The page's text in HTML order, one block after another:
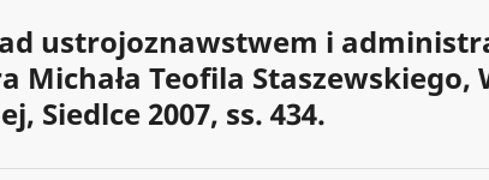
ustrojoznawstwem i
Michała Teofila
Siedlce 2007, ss. 434.